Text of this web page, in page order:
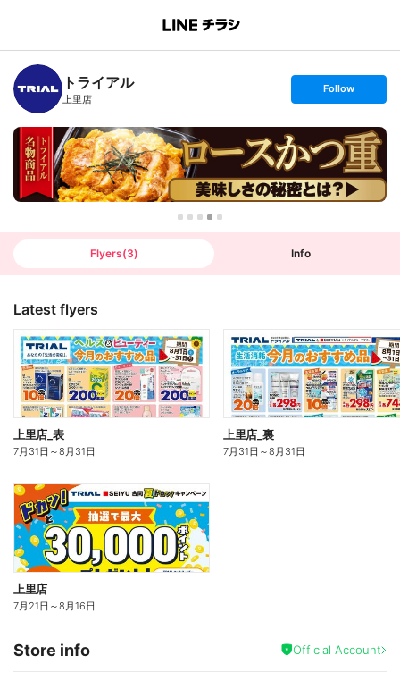
B
n
c
h
T
トライアル
上里店
s
t
o
l
w
Follow
Flyers(3) Info
Latest flyers
上里店_表
7月31日 ～8月31日
上里店_裏
7月31日 ～8月31日
上里店
7月21日 ～8月16日
Store info Official Account